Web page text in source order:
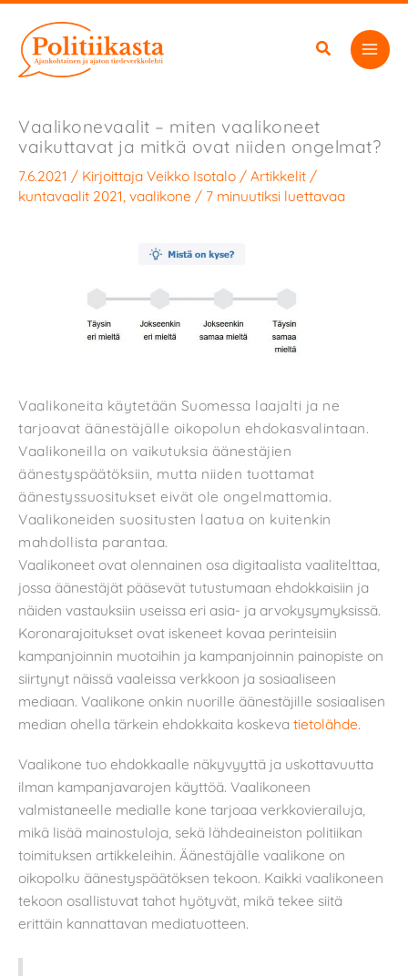
sisältöön
Vaalikonevaalit – miten vaalikoneet
vaikuttavat ja mitkä ovat niiden ongelmat?
7.6.2021 / Kirjoittaja Veikko Isotalo / Artikkelit /
kuntavaalit 2021 vaalikone / 7 minuutiksi luettavaa
Vaalikoneita käytetään Suomessa laajalti ja ne
tarjoavat äänestäjälle oikopolun ehdokasvalintaan.
Vaalikoneilla on vaikutuksia äänestäjien
äänestyspäätöksiin, mutta niiden tuottamat
äänestyssuositukset eivät ole ongelmattomia.
Vaalikoneiden suositusten laatua on kuitenkin
mahdollista parantaa.
Vaalikoneet ovat olennainen osa digitaalista vaalitelttaa,
jossa äänestäjät pääsevät tutustumaan ehdokkaisiin ja
näiden vastauksiin useissa eri asia- ja arvokysymyksissä.
Koronarajoitukset ovat iskeneet kovaa perinteisiin
kampanjoinnin muotoihin ja kampanjoinnin painopiste on
siirtynyt näissä vaaleissa verkkoon ja sosiaaliseen
mediaan. Vaalikone onkin nuorille äänestäjille sosiaalisen
median ohella tärkein ehdokkaita koskeva tietolähde.
Vaalikone tuo ehdokkaalle näkyvyyttä ja uskottavuutta
ilman kampanjavarojen käyttöä. Vaalikoneen
valmistaneelle medialle kone tarjoaa verkkovierailuja,
mikä lisää mainostuloja, sekä lähdeaineiston politiikan
toimituksen artikkeleihin. Äänestäjälle vaalikone on
oikopolku äänestyspäätöksen tekoon. Kaikki vaalikoneen
tekoon osallistuvat tahot hyötyvät, mikä tekee siitä
erittäin kannattavan mediatuotteen.